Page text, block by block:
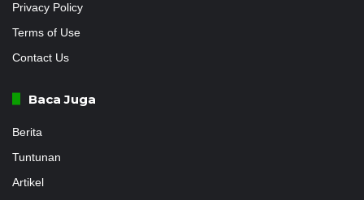
Privacy Policy
Terms of Use
Contact Us
Baca Juga
Berita
Tuntunan
Artikel